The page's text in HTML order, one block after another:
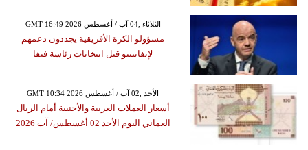
GMT 16:49 2026 الثلاثاء ,04 آب / أغسطس
مسؤولو الكرة الأفريقية يجددون دعمهم
لإنفانتينو قبل انتخابات رئاسة فيفا
GMT 10:34 2026 الأحد ,02 آب / أغسطس
أسعار العملات العربية والأجنبية أمام الريال
العماني اليوم الأحد 02 أغسطس/ آب 2026